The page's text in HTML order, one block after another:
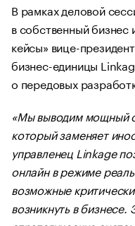
В рамках деловой
в собственный бизнес
кейсы» вице-
бизнес-единицы
о передовых
«Мы выводим мощный
который заменяет
управленец Linkage
онлайн в режиме
возможные
возникнуть в